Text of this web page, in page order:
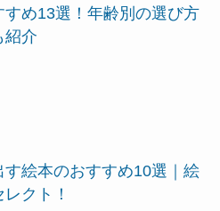
め13選！年齢別の選び方
紹介
す絵本のおすすめ10選｜絵
クト！